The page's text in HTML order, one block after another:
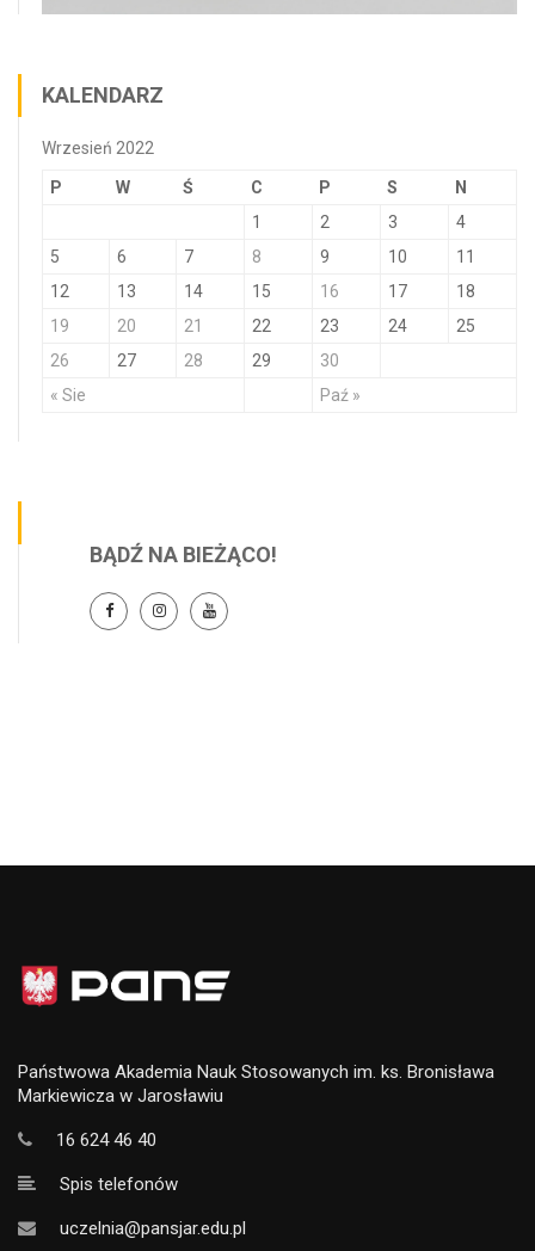
KALENDARZ
Wrzesień 2022
P W Ś C P S N
« Sie Paź »
1 2 3
4
5
6 7 8 9 10
11
12
13 14 15 16 17
18
19
20 21 22 23 24
25
26
27 28 29 30
BĄDŹ NA BIEŻĄCO!
Państwowa Akademia Nauk Stosowanych im. ks. Bronisława
Markiewicza w Jarosławiu
16 624 46 40
Spis telefonów
uczelnia@pansjar.edu.pl